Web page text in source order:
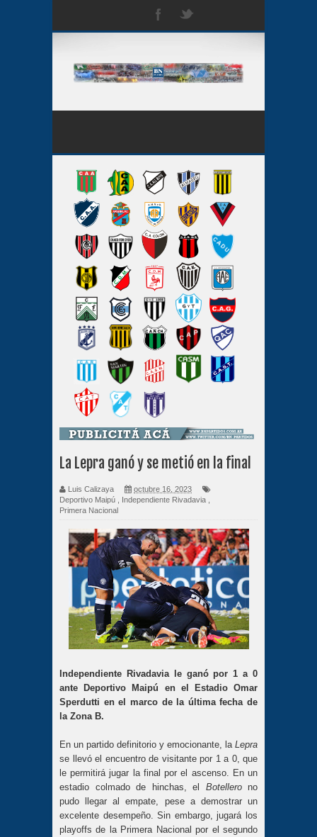
La Lepra ganó y se metió en la final
Luis Calizaya
octubre 16, 2023
Deportivo Maipú
Independiente Rivadavia
Primera Nacional
Independiente Rivadavia le ganó por 1 a 0
ante Deportivo Maipú en el Estadio Omar
Sperdutti en el marco de la última fecha de
la Zona B.
En un partido definitorio y emocionante, la Lepra
se llevó el encuentro de visitante por 1 a 0, que
le permitirá jugar la final por el ascenso. En un
estadio colmado de hinchas, el Botellero no
pudo llegar al empate, pese a demostrar un
excelente desempeño. Sin embargo, jugará los
playoffs de la Primera Nacional por el segundo